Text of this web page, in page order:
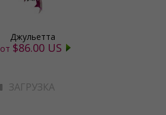
Джульетта
от $86.00 US
ЗАГРУЗКА